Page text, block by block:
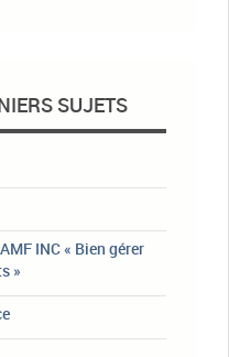
SUJETS
INC « Bien gérer
»